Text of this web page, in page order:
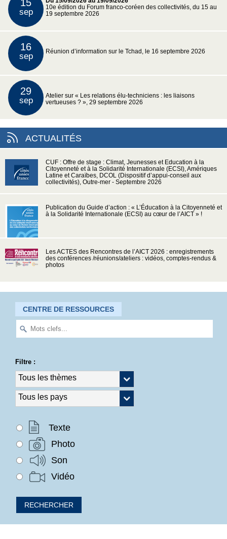
15
sep
10e édition du Forum franco-coréen des collectivités, du 15 au
19 septembre 2026
16
sep Réunion d’information sur le Tchad, le 16 septembre 2026
29
sep
Atelier sur « Les relations élu-techniciens : les liaisons
vertueuses ? », 29 septembre 2026
ACTUALITÉS
CUF : Offre de stage : Climat, Jeunesses et Education à la
Citoyenneté et à la Solidarité Internationale (ECSI), Amériques
Latine et Caraïbes, DCOL (Dispositif d’appui-conseil aux
collectivités), Outre-mer - Septembre 2026
Publication du Guide d’action : « L’Éducation à la Citoyenneté et
à la Solidarité Internationale (ECSI) au cœur de l’AICT » !
Les ACTES des Rencontres de l’AICT 2026 : enregistrements
des conférences /réunions/ateliers : vidéos, comptes-rendus &
photos
CENTRE DE RESSOURCES
Filtre :
Texte
Photo
Son
Vidéo